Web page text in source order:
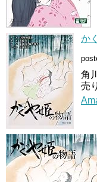
か
角
売